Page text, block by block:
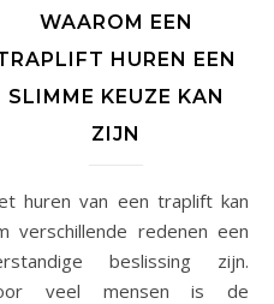
WAAROM EEN
HUREN EEN
SLIMME KEUZE KAN
ZIJN
huren van een traplift kan
verschillende redenen een
beslissing zijn.
veel mensen is de